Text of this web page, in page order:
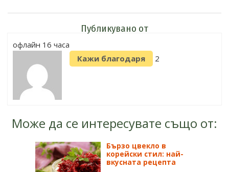
Публикувано от
офлайн 16 часа
Кажи благодаря
2
Може да се интересувате също от:
Бързо цвекло в
корейски стил: най-
вкусната рецепта